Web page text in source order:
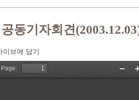
동기자회견
이브에 담기